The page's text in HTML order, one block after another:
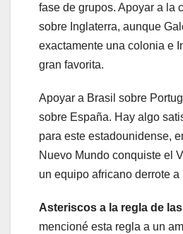
fase de grupos. Apoyar a la
sobre Inglaterra, aunque
exactamente una colonia e
gran favorita.
Apoyar a Brasil sobre
sobre España. Hay algo
para este estadounidense,
Nuevo Mundo conquiste el
un equipo africano derrote
Asteriscos a la regla de
mencioné esta regla a un